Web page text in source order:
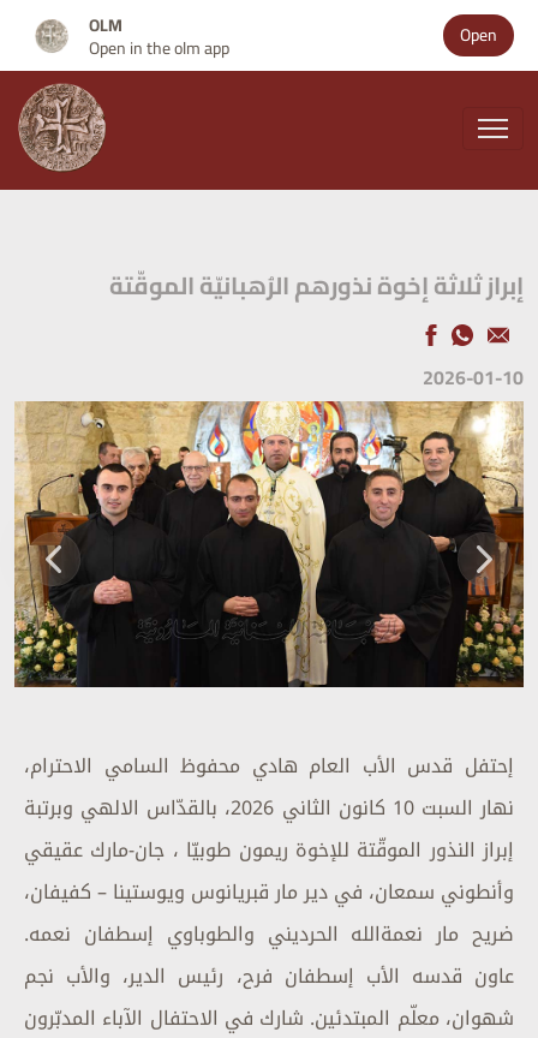
Open
OLM
Open in the olm app
إبراز ثلاثة إخوة نذورهم الرُهبانيّة الموقّتة
2026-01-10
إحتفل قدس الأب العام هادي محفوظ السامي الاحترام،
نهار السبت 10 كانون الثاني 2026، بالقدّاس الالهي وبرتبة
إبراز النذور الموقّتة للإخوة ريمون طوبيّا ، جان-مارك عقيقي
وأنطوني سمعان، في دير مار قبريانوس ويوستينا – كفيفان،
ضريح مار نعمةالله الحرديني والطوباوي إسطفان نعمه.
عاون قدسه الأب إسطفان فرح، رئيس الدير، والأب نجم
شهوان، معلّم المبتدئين. شارك في الاحتفال الآباء المدبّرون